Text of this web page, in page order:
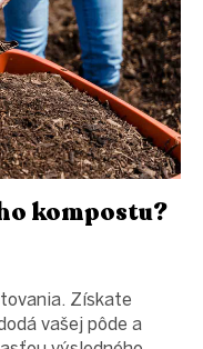
kompostu?
Získate
vašej pôde a